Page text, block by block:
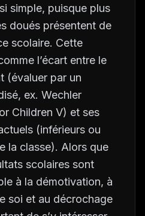
simple, puisque plus
doués présentent de
scolaire. Cette
l’écart entre le
(évaluer par un
ex. Wechler
Children V) et ses
(inférieurs ou
la classe). Alors que
scolaires sont
à la démotivation, à
soi et au décrochage